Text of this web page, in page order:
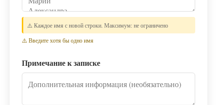
⚠️ Каждое имя с новой строки. Максимум: не ограничено
⚠️ Введите хотя бы одно имя
Примечание к записке